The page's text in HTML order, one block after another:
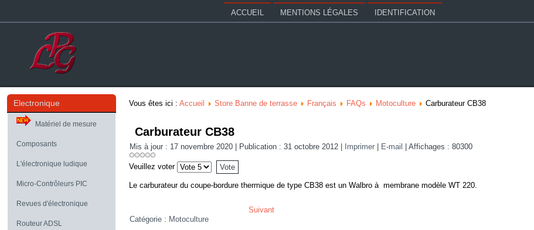
ACCUEIL
MENTIONS LÉGALES IDENTIFICATION
Electronique
Matériel de mesure
Composants
L'électronique ludique
Micro-Contrôleurs PIC
Revues d'électronique
Routeur ADSL
Vous êtes ici : Accueil Store Banne de terrasse Français FAQs Motoculture Carburateur CB38
Carburateur CB38
Mis à jour : 17 novembre 2020 Publication : 31 octobre 2012 Imprimer E-mail Affichages : 80300
Veuillez voter
Le carburateur du coupe-bordure thermique de type CB38 est un Walbro à membrane modèle WT 220.
Suivant
Catégorie : Motoculture